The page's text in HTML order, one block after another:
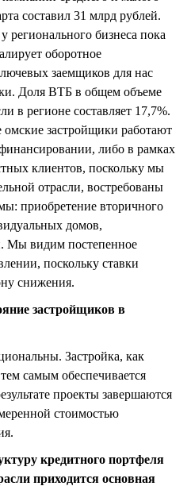
составил 31 млрд рублей.
бизнеса пока
оборотное
заемщиков для нас
Доля ВТБ в общем объеме
в регионе составляет 17,7%.
застройщики работают
либо в рамках
клиентов, поскольку мы
отрасли, востребованы
приобретение вторичного
домов,
Мы видим постепенное
поскольку ставки
снижения.
застройщиков в
Застройка, как
самым обеспечивается
проекты завершаются
стоимостью
кредитного портфеля
приходится основная